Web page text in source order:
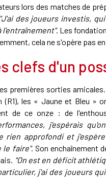
lors des matches de
"J'ai des joueurs investis,
l'entraînement". Les
cela ne s'opère pas
clefs d'un
premières sorties
(R1), les « Jaune et Bleu
de ce onze : de
j'espérais
rien approfondi et
le faire". Son enchaînement
"On est en déficit
j'ai des joueurs